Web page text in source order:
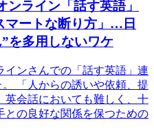
ライン「話す英語」
ートな断り方」…日
を多用しないワケ
ンさんでの「話す英語」連
「人からの誘いや依頼、提
英会話においても難しく、十
との良好な関係を保つための